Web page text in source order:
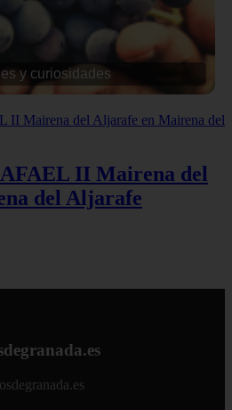
y curiosidades
II Mairena del
del Aljarafe